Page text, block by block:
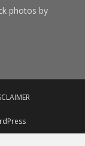
photos by